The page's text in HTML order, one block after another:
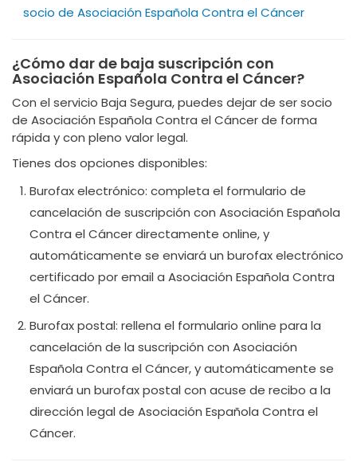
socio de Asociación Española Contra el Cáncer
¿Cómo dar de baja suscripción con
Asociación Española Contra el Cáncer?
Con el servicio Baja Segura, puedes dejar de ser socio
de Asociación Española Contra el Cáncer de forma
rápida y con pleno valor legal.
Tienes dos opciones disponibles:
Burofax electrónico: completa el formulario de
cancelación de suscripción con Asociación Española
Contra el Cáncer directamente online, y
automáticamente se enviará un burofax electrónico
certificado por email a Asociación Española Contra
el Cáncer.
Burofax postal: rellena el formulario online para la
cancelación de la suscripción con Asociación
Española Contra el Cáncer, y automáticamente se
enviará un burofax postal con acuse de recibo a la
dirección legal de Asociación Española Contra el
Cáncer.